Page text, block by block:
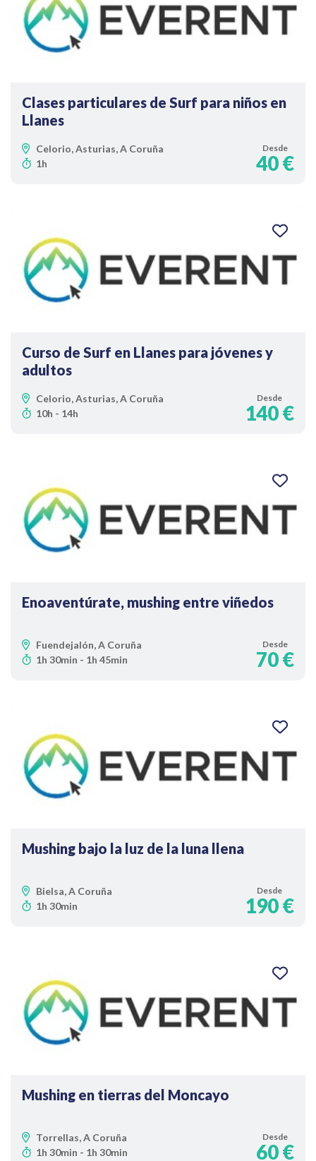
Clases particulares de Surf para niños en
Llanes
Celorio, Asturias, A Coruña
1h
Desde
40 €
Curso de Surf en Llanes para jóvenes y
adultos
Celorio, Asturias, A Coruña
10h - 14h
Desde
140 €
Enoaventúrate, mushing entre viñedos
Fuendejalón, A Coruña
1h 30min - 1h 45min
Desde
70 €
Mushing bajo la luz de la luna llena
Bielsa, A Coruña
1h 30min
Desde
190 €
Mushing en tierras del Moncayo
Torrellas, A Coruña
1h 30min - 1h 30min
Desde
60 €